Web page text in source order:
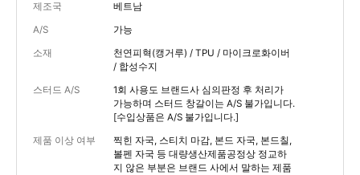
제조국 베트남
A/S 가능
소재
천연피혁(캥거루) / TPU / 마이크로화이버
/ 합성수지
스터드 A/S
1회 사용도 브랜드사 심의판정 후 처리가
가능하며 스터드 창갈이는 A/S 불가입니다.
[수입상품은 A/S 불가입니다.]
제품 이상 여부
찍힌 자국, 스티치 마감, 본드 자국, 본드칠,
볼펜 자국 등 대량생산제품공정상 정교하
지 않은 부분은 브랜드 사에서 말하는 제품